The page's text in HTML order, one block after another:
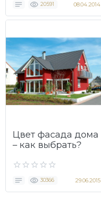
20591 08.04.2014
Цвет фасада дома
– как выбрать?
30366 29.06.2015